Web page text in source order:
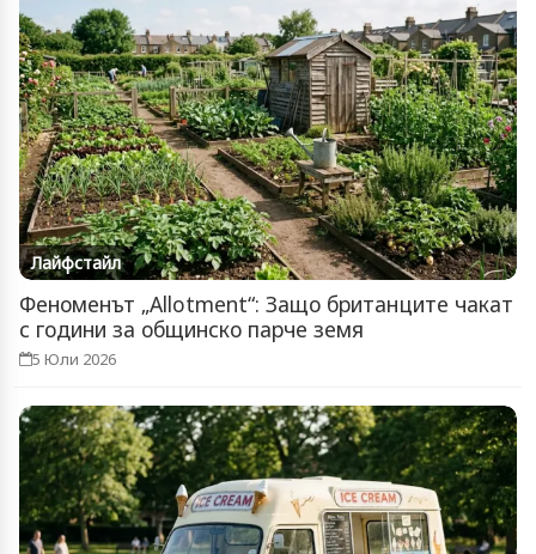
Лайфстайл
Феноменът „Allotment“: Защо британците чакат
с години за общинско парче земя
5 Юли 2026